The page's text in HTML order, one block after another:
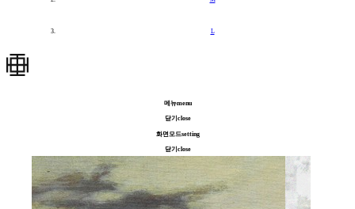
L
메뉴menu
닫기 close
화면모드setting
닫기 close